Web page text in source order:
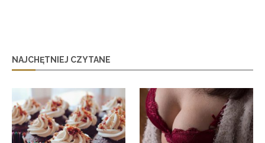
NAJCHĘTNIEJ CZYTANE